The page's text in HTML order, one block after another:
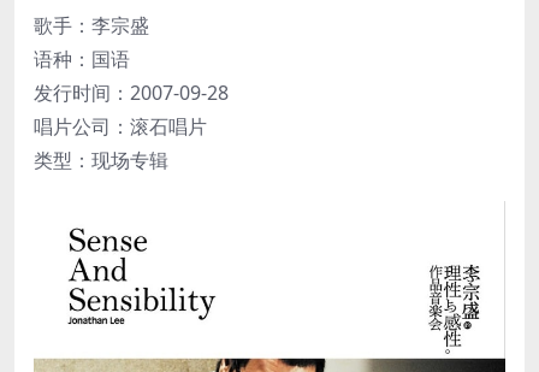
歌手：李宗盛
语种：国语
发行时间：2007-09-28
唱片公司：滚石唱片
类型：现场专辑